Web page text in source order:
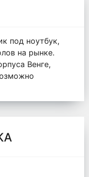
под ноутбук,
на рынке.
Венге,